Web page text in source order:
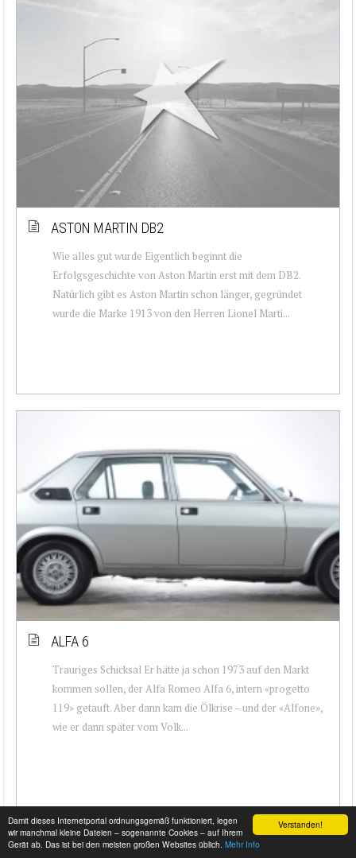
Verstanden!
Damit dieses Internetportal ordnungsgemäß funktioniert, legen
wir manchmal kleine Dateien – sogenannte Cookies – auf Ihrem
Gerät ab. Das ist bei den meisten großen Websites üblich. Mehr Info
ASTON MARTIN DB2
Wie alles gut wurde Eigentlich beginnt die
Erfolgsgeschichte von Aston Martin erst mit dem DB2.
Natürlich gibt es Aston Martin schon länger, gegründet
wurde die Marke 1913 von den Herren Lionel Marti...
ALFA 6
Trauriges Schicksal Er hätte ja schon 1973 auf den Markt
kommen sollen, der Alfa Romeo Alfa 6, intern «progetto
119» getauft. Aber dann kam die Ölkrise – und der «Alfone»,
wie er dann später vom Volk...